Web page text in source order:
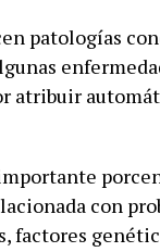
patologías
atribuir
con
factores